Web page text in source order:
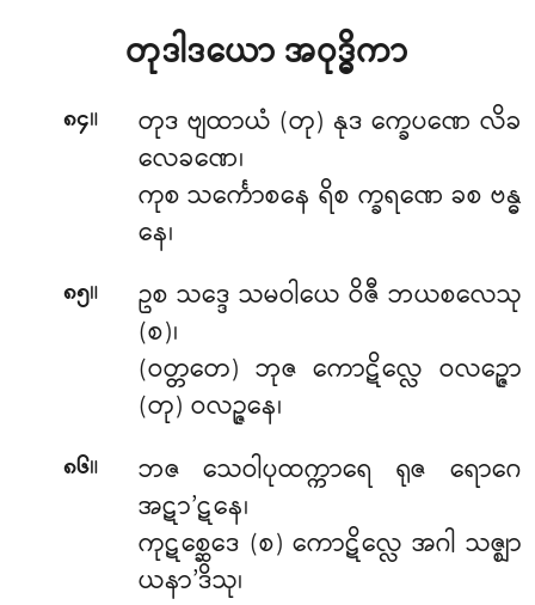
တုဒါဒယော အဝုဒ္ဓိကာ
၈၄။
တုဒ ဗျထာယံ (တု) နုဒ က္ခေပဏေ လိခ
လေခဏေ၊
ကုစ သင်္ကောစနေ ရိစ က္ခရဏေ ခစ ဗန္ဓ
နေ၊
၈၅။
ဥစ သဒ္ဒေ သမဝါယေ ဝိဇီ ဘယစလေသု
(စ)၊
(ဝတ္တတေ) ဘုဇ ကောဋိလ္လေ ဝလဉ္ဇော
(တု) ဝလဉ္ဇနေ၊
၈၆။
ဘဇ သေဝါပုထက္ကာရေ ရုဇ ရောဂေ
အဋာ’ဋနေ၊
ကုဋစ္ဆေဒေ (စ) ကောဋိလ္လေ အဂါ သဇ္ဈာ
ယနာ’ဒိသု၊